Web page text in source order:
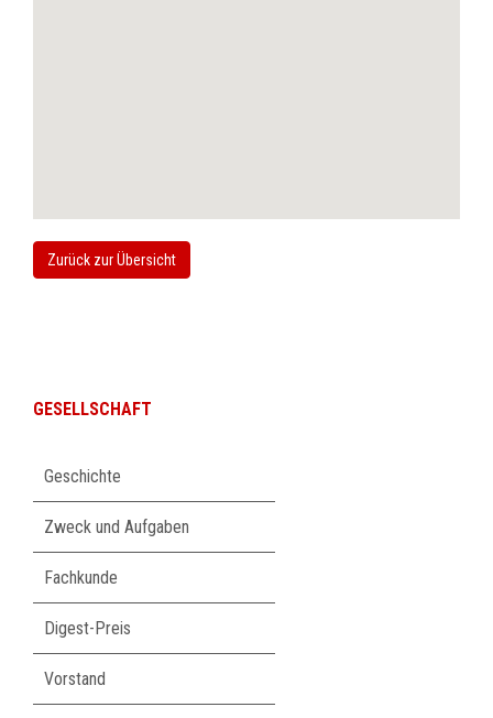
Zurück zur Übersicht
GESELLSCHAFT
überspringen
Geschichte
Zweck und Aufgaben
Fachkunde
Digest-Preis
Vorstand